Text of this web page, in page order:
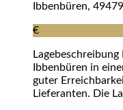
Ibbenbüren, 49479
€
Ibbenbüren in
guter
Lieferanten. Die